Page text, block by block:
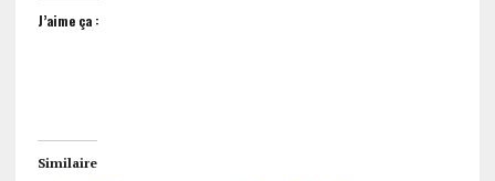
J’aime ça :
Similaire